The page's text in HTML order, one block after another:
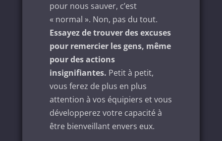
pour nous sauver, c’est
« normal ». Non, pas du tout.
Essayez de trouver des excuses
pour remercier les gens, même
pour des actions
insignifiantes. Petit à petit,
vous ferez de plus en plus
attention à vos équipiers et vous
développerez votre capacité à
être bienveillant envers eux.